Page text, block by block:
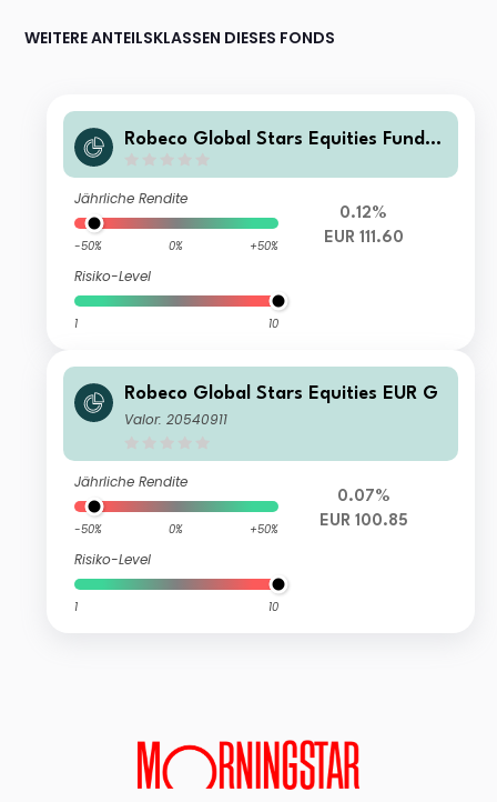
WEITERE ANTEILSKLASSEN DIESES FONDS
Robeco Global Stars Equities Fund -
Jährliche Rendite
-50% 0% +50%
Risiko-Level
1 10
0.12%
EUR 111.60
Robeco Global Stars Equities EUR G
Valor: 20540911
Jährliche Rendite
-50% 0% +50%
Risiko-Level
1 10
0.07%
EUR 100.85